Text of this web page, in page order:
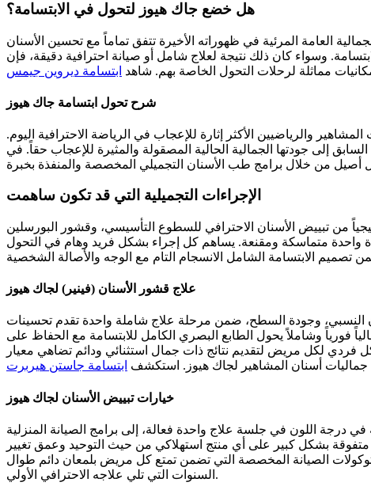
هل خضع جاك هيوز لتحول في الابتسامة؟
العامة المرئية في ظهوراته الأخيرة تتفق تماماً مع تحسين الأسنان
وسواء كان ذلك نتيجة لعلاج شامل أو صيانة احترافية دقيقة، فإن
مماثلة لرحلات التحول الخاصة بهم. شاهد ابتسامة ديروين جيمس
شرح تحول ابتسامة جاك هيوز
والرياضيين الأكثر إثارة للإعجاب في الرياضة الاحترافية اليوم.
إلى جودتها الجمالية الحالية المصقولة والمثيرة للإعجاب حقاً. في
الإجراءات التجميلية التي قد تكون ساهمت
من تبييض الأسنان الاحترافي للسطوع التأسيسي، وقشور البورسلين
متماسكة ومقنعة. يساهم كل إجراء بشكل فريد وهام في التحول
علاج قشور الأسنان (فينير) لجاك هيوز
النسبي، وجودة السطح، ضمن مرحلة علاج شاملة واحدة تقدم تحسينات
فورياً وشاملاً يحول الطابع البصري الكامل للابتسامة مع الحفاظ على
فردي لكل مريض لتقديم نتائج ذات جمال استثنائي ودائم تضاهي معيار
جماليات أسنان المشاهير لجاك هيوز. استكشف ابتسامة جاستن هيربرت
خيارات تبييض الأسنان لجاك هيوز
درجة اللون في جلسة علاج واحدة فعالة، إلى برامج الصيانة المنزلية
متفوقة بشكل كبير على أي منتج استهلاكي من حيث التوحيد وعمق تغيير
الصيانة المخصصة التي تضمن تمتع كل مريض بلمعان دائم طوال
السنوات التي تلي علاجه الاحترافي الأولي.